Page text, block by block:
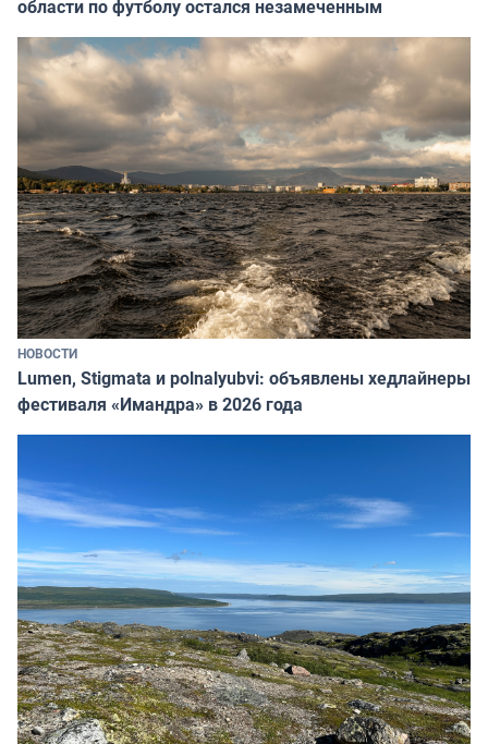
области по футболу остался незамеченным
НОВОСТИ
Lumen, Stigmata и polnalyubvi: объявлены хедлайнеры
фестиваля «Имандра» в 2026 года